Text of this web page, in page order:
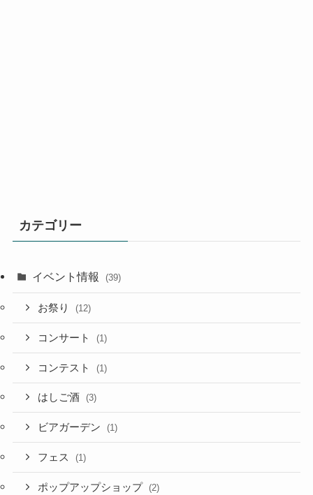
カテゴリー
イベント情報 (39)
お祭り (12)
コンサート (1)
コンテスト (1)
はしご酒 (3)
ビアガーデン (1)
フェス (1)
ポップアップショップ (2)